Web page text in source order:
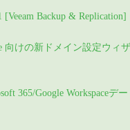
Backup & Replication]
向けの新ドメイン設定ウィザ
365/Google Workspaceデー